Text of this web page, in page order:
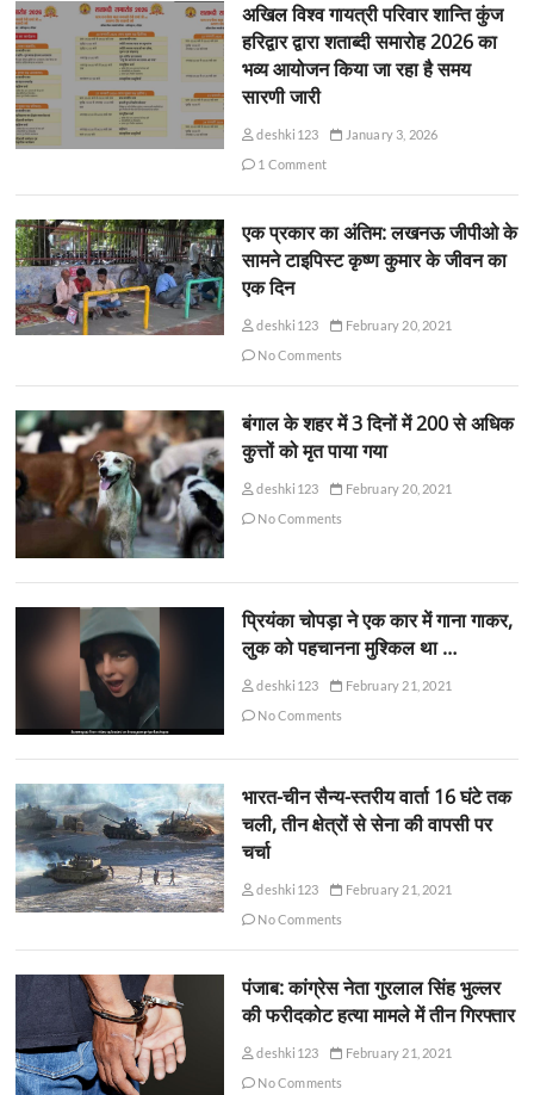
अखिल विश्व गायत्री परिवार शान्ति कुंज
हरिद्वार द्वारा शताब्दी समारोह 2026 का
भव्य आयोजन किया जा रहा है समय
सारणी जारी
deshki123
January 3, 2026
1 Comment
एक प्रकार का अंतिम: लखनऊ जीपीओ के
सामने टाइपिस्ट कृष्ण कुमार के जीवन का
एक दिन
deshki123
February 20, 2021
No Comments
बंगाल के शहर में 3 दिनों में 200 से अधिक
कुत्तों को मृत पाया गया
deshki123
February 20, 2021
No Comments
प्रियंका चोपड़ा ने एक कार में गाना गाकर,
लुक को पहचानना मुश्किल था …
deshki123
February 21, 2021
No Comments
भारत-चीन सैन्य-स्तरीय वार्ता 16 घंटे तक
चली, तीन क्षेत्रों से सेना की वापसी पर
चर्चा
deshki123
February 21, 2021
No Comments
पंजाब: कांग्रेस नेता गुरलाल सिंह भुल्लर
की फरीदकोट हत्या मामले में तीन गिरफ्तार
deshki123
February 21, 2021
No Comments